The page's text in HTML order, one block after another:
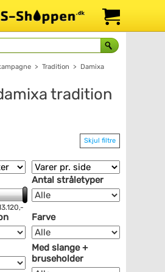
> Tradition >
Damixa
tradition
Skjul filtre
Antal stråletyper
Farve
Med slange +
bruseholder